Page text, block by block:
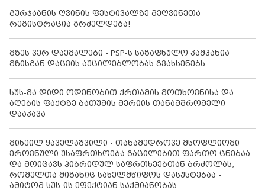
გურჯაანის ღვინის ფესტივალზე მეღვინეთა
რეგისტრაცია გრძელდება!
მზეს ვერ დაემალები - PSP-ს საზაფხულო კამპანია
მზისგან დაცვის აუცილებლობას გვახსენებს
სუს-მა დიდი ოდენობით ქრთამის მოთხოვნისა და
აღების ფაქტზე ბათუმის მერიის თანამშრომელი
დააკავა
მიხეილ ყაველაშვილი - თანამედროვე მსოფლიოში
ეროვნული უსაფრთხოება გაცილებით ფართო ცნებაა
და მოიცავს ჰიბრიდულ საფრთხეებთან ბრძოლას,
რომელთა მიზანიც სახელმწიფოს დასუსტებაა -
ამიტომ სუს-ის ეფექტიან საქმიანობას